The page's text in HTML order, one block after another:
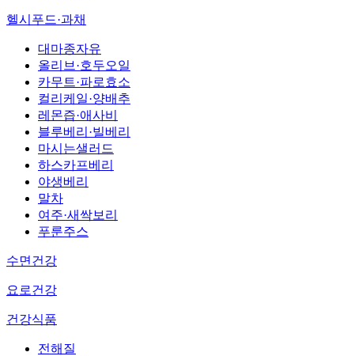
헬시푸드·과채
대마종자유
올리브·호두오일
카무트·파로효소
컬리케일·양배추
레몬즙·애사비
블루베리·빌베리
마시는샐러드
하스카프베리
야생베리
말차
여주·새싹보리
푸룬주스
수면건강
요로건강
건강식품
전해질